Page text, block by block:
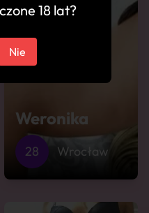
Weronika
28 Wrocław
18 lat?
Nie